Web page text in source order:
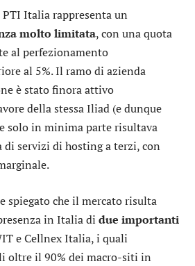
PTI Italia rappresenta un
molto limitata, con una quota
al perfezionamento
al 5%. Il ramo di azienda
è stato finora attivo
della stessa Iliad (e dunque
solo in minima parte risultava
servizi di hosting a terzi, con
spiegato che il mercato risulta
in Italia di due importanti
eCellnexItalia, i quali
oltre il 90% dei macro-siti in